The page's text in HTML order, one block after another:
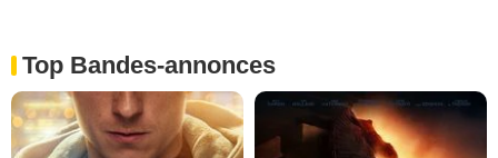
Top Bandes-annonces